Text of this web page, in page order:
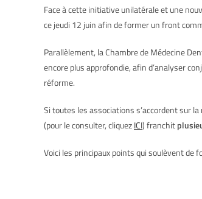
Face à cette initiative unilatérale et une
ce jeudi 12 juin afin de former un front
Parallèlement, la Chambre de Médecine
encore plus approfondie, afin d’analyser
réforme.
Si toutes les associations s’accordent sur
(pour le consulter, cliquezICI) franchit
Voici les principaux points qui soulèvent de